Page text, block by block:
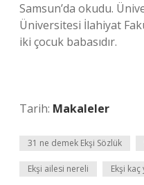
Samsun’da okudu.
Üniversitesi İlahiyat
iki çocuk babasıdır.
Tarih: Makaleler
31 ne demek Ekşi Sözlük
Ekşi ailesi nereli Ekşi kaç